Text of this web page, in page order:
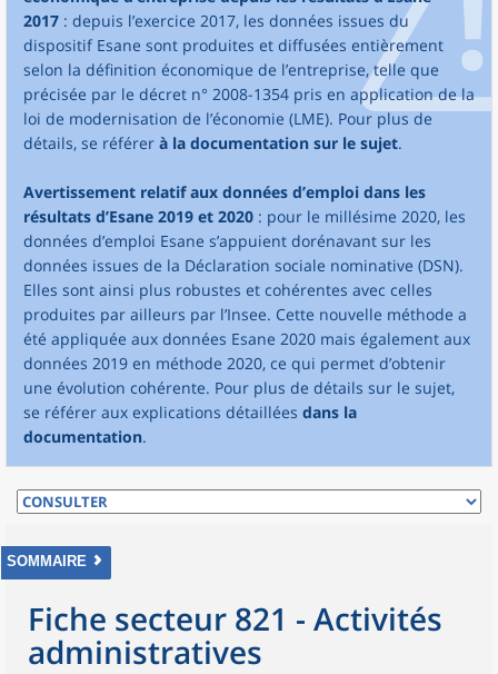
2017 : depuis l’exercice 2017, les données issues du
dispositif Esane sont produites et diffusées entièrement
selon la définition économique de l’entreprise, telle que
précisée par le décret n° 2008-1354 pris en application de la
loi de modernisation de l’économie (LME). Pour plus de
détails, se référer à la documentation sur le sujet.
Avertissement relatif aux données d’emploi dans les
résultats d’Esane 2019 et 2020 : pour le millésime 2020, les
données d’emploi Esane s’appuient dorénavant sur les
données issues de la Déclaration sociale nominative (DSN).
Elles sont ainsi plus robustes et cohérentes avec celles
produites par ailleurs par l’Insee. Cette nouvelle méthode a
été appliquée aux données Esane 2020 mais également aux
données 2019 en méthode 2020, ce qui permet d’obtenir
une évolution cohérente. Pour plus de détails sur le sujet,
se référer aux explications détaillées dans la
documentation.
SOMMAIRE
Fiche secteur 821 - Activités
administratives